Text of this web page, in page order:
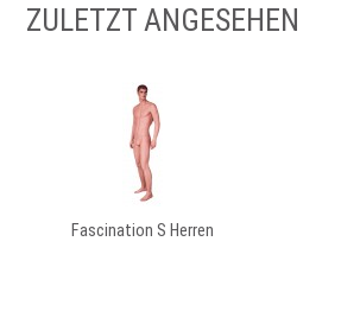
ZULETZT ANGESEHEN
Fascination S Herren